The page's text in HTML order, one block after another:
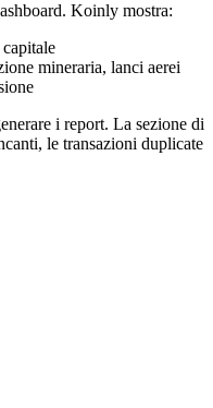
Koinly mostra:
mineraria, lanci aerei
i report. La sezione di
le transazioni duplicate